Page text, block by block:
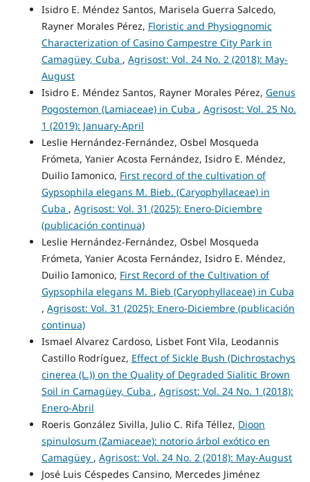
Isidro E. Méndez Santos, Marisela Guerra Salcedo,
Rayner Morales Pérez, Floristic and Physiognomic
Characterization of Casino Campestre City Park in
Camagüey, Cuba , Agrisost: Vol. 24 No. 2 (2018): May-
August
Isidro E. Méndez Santos, Rayner Morales Pérez, Genus
Pogostemon (Lamiaceae) in Cuba , Agrisost: Vol. 25 No.
1 (2019): January-April
Leslie Hernández-Fernández, Osbel Mosqueda
Frómeta, Yanier Acosta Fernández, Isidro E. Méndez,
Duilio Iamonico, First record of the cultivation of
Gypsophila elegans M. Bieb. (Caryophyllaceae) in
Cuba , Agrisost: Vol. 31 (2025): Enero-Diciembre
(publicación continua)
Leslie Hernández-Fernández, Osbel Mosqueda
Frómeta, Yanier Acosta Fernández, Isidro E. Méndez,
Duilio Iamonico, First Record of the Cultivation of
Gypsophila elegans M. Bieb (Caryophyllaceae) in Cuba
, Agrisost: Vol. 31 (2025): Enero-Diciembre (publicación
continua)
Ismael Alvarez Cardoso, Lisbet Font Vila, Leodannis
Castillo Rodríguez, Effect of Sickle Bush (Dichrostachys
cinerea (L.)) on the Quality of Degraded Sialitic Brown
Soil in Camagüey, Cuba , Agrisost: Vol. 24 No. 1 (2018):
Enero-Abril
Roeris González Sivilla, Julio C. Rifa Téllez, Dioon
spinulosum (Zamiaceae): notorio árbol exótico en
Camagüey , Agrisost: Vol. 24 No. 2 (2018): May-August
José Luis Céspedes Cansino, Mercedes Jiménez